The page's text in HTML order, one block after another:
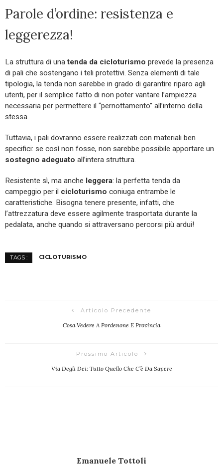
Parole d’ordine: resistenza e
leggerezza!
La struttura di unatenda da cicloturismo prevede la presenza
di pali che sostengano i teli protettivi. Senza elementi di tale
tipologia, la tenda non sarebbe in grado di garantire riparo agli
utenti, per il semplice fatto di non poter vantare l’ampiezza
necessaria per permettere il “pernottamento” all’interno della
stessa.
Tuttavia, i pali dovranno essere realizzati con materiali ben
specifici: se così non fosse, non sarebbe possibile apportare un
sostegno adeguato all’intera struttura.
Resistente sì, ma anche leggera: la perfetta tenda da
campeggio per il cicloturismo coniuga entrambe le
caratteristiche. Bisogna tenere presente, infatti, che
l’attrezzatura deve essere agilmente trasportata durante la
pedalata, anche quando si attraversano percorsi più ardui!
TAGS : CICLOTURISMO
Articolo Precedente
Cosa Vedere A Pordenone E Provincia
Prossimo Articolo
Via Degli Dei: Tutto Quello Che C’è Da Sapere
Emanuele Tottoli